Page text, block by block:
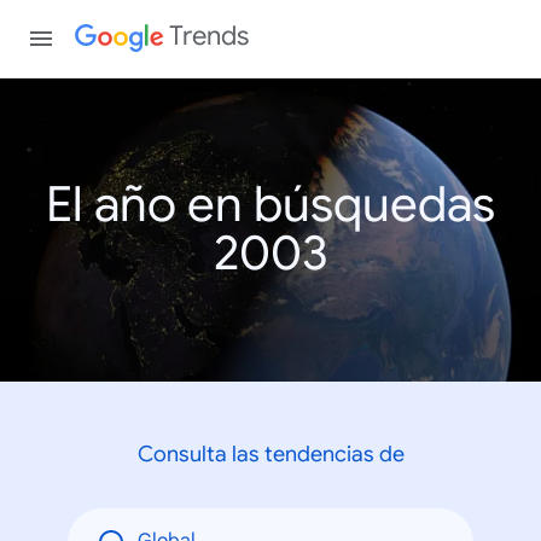
Trends
El año en búsquedas
2003
Consulta las tendencias de